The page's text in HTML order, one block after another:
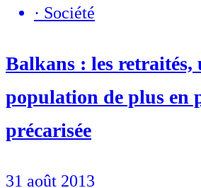
· Société
Balkans : les retraités,
population de plus en
précarisée
31 août 2013